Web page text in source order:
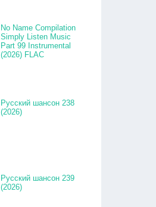
No Name Compilation
Simply Listen Music
Part 99 Instrumental
(2026) FLAC
Русский шансон 238
(2026)
Русский шансон 239
(2026)